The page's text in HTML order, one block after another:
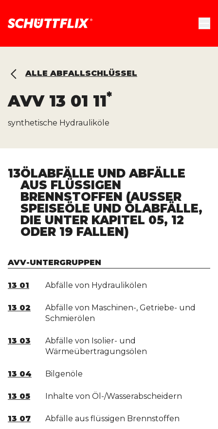
ALLE ABFALLSCHLÜSSEL
AVV 13 01 11*
synthetische Hydrauliköle
13ÖLABFÄLLE UND ABFÄLLE
AUS FLÜSSIGEN
BRENNSTOFFEN (AUSSER S
PEISEÖLE UND ÖLABFÄLLE, D
IE UNTER KAPITEL 05, 12 O
DER 19 FALLEN)
AVV-UNTERGRUPPEN
13 01 Abfälle von Hydraulikölen
13 02
Abfälle von Maschinen-, Getriebe- und
Schmierölen
13 03
Abfälle von Isolier- und
Wärmeübertragungsölen
13 04 Bilgenöle
13 05 Inhalte von Öl-/Wasserabscheidern
13 07 Abfälle aus flüssigen Brennstoffen